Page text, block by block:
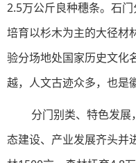
2.5万公斤良种穗条。石
培育以杉木为主的大径材
验分场地处国家历史文化
越，人文古迹众多，也是
分门别类、特色发
态建设、产业发展齐头并